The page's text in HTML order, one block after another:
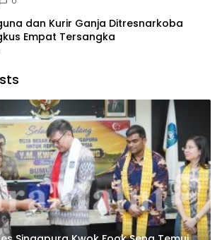
dan Kurir Ganja Ditresnarkoba
Empat Tersangka